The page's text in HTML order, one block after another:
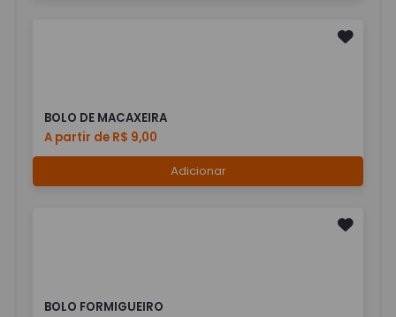
BOLO DE MACAXEIRA
A partir de R$ 9,00
Adicionar
BOLO FORMIGUEIRO